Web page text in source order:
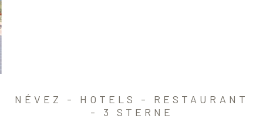
NÉVEZ - HOTELS - RESTAURANT
- 3 STERNE